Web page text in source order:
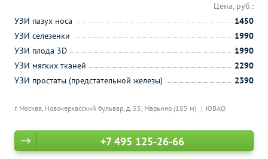
г. Москва, Новочеркасский бульвар, д. 55, Марьино (185 м) ЮВАО
Цена, руб.:
УЗИ пазух носа
1450
УЗИ селезенки
1990
УЗИ плода 3D
1990
УЗИ мягких тканей
2290
УЗИ простаты (предстательной железы)
2390
+7 495 125-26-66